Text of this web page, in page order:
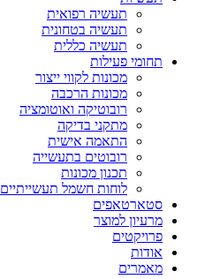
תעשיה רפואית
תעשיה בטחונית
תעשיה כללית
תחומי פעילות
מכונות לקווי ייצור
מכונות הרכבה
רובוטיקה ואוטומציה
מתקני בדיקה
התאמה אישית
רובוטים בתעשייה
תכנון מכונות
לוחות חשמל תעשייתיים
סטארטאפים
מרעיון למוצר
פרויקטים
אודות
מאמרים